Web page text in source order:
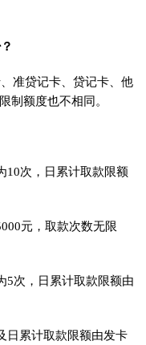
准贷记卡、贷记卡、他
制额度也不相同。
10次，日累计取款限额
元，取款次数无限
5次，日累计取款限额由
日累计取款限额由发卡